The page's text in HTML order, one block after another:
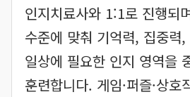
인지치료사와 1:1로 진행되
수준에 맞춰 기억력, 집중력
일상에 필요한 인지 영역을
훈련합니다. 게임·퍼즐·상